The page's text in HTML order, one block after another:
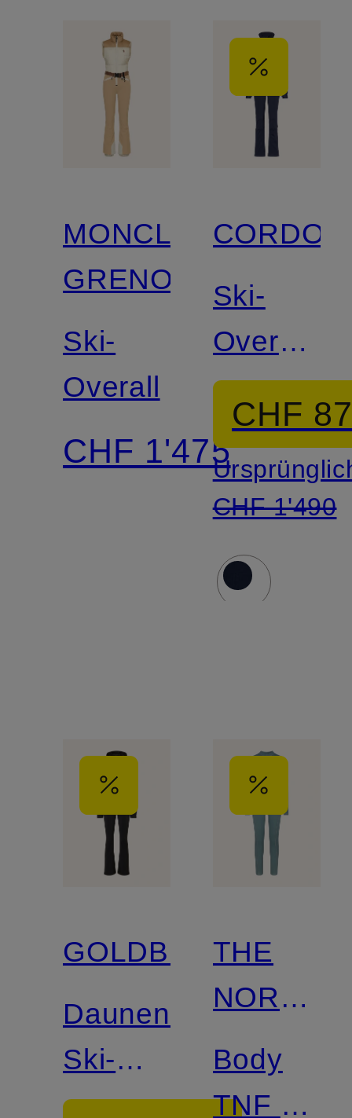
MONCLER
GRENOBLE
Ski-
Overall
CHF 1'475
Ski-
Overall
CHF
CHF 1'490
GOLDBERGH
Daunen-
Ski-
Overall
THE
NORTH
FACE x
SKIMS
Body
TNF X